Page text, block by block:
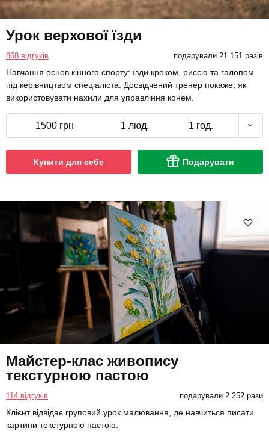
Урок верхової їзди
868 відгуків подарували 21 151 разів
Навчання основ кінного спорту: їзди кроком, риссю та галопом
під керівництвом спеціаліста. Досвідчений тренер покаже, як
використовувати нахили для управління конем.
1500 грн 1 люд. 1 год.
Купити для себе Подарувати
Майстер-клас живопису
текстурною пастою
114 відгуків подарували 2 252 рази
Клієнт відвідає груповий урок малювання, де навчиться писати
картини текстурною пастою.